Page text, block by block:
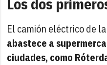
El camión eléctrico de
abastece a
ciudades, como